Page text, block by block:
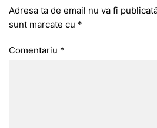
Adresa ta de email nu va fi
sunt marcate cu *
Comentariu *